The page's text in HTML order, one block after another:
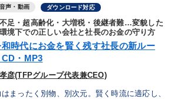
音声・動画 ダウンロード対応
足・超高齢化・大増税・後継者難…変貌した
境下での正しい会社と社長のお金の守り方
和時代にお金を賢く残す社長の新ルー
・MP3
彦(TFPグループ代表兼CEO)
まったく別物、別次元。賢く時流に適応し、